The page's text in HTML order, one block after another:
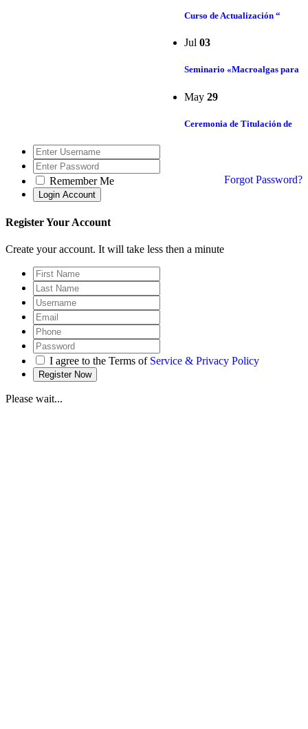
Curso de Actualización “
Jul 03
Seminario «Macroalgas para
May 29
Ceremonia de Titulación de
Remember Me Forgot Password?
Register Your Account
Create your account. It will take less then a minute
I agree to the Terms of Service & Privacy Policy
Please wait...